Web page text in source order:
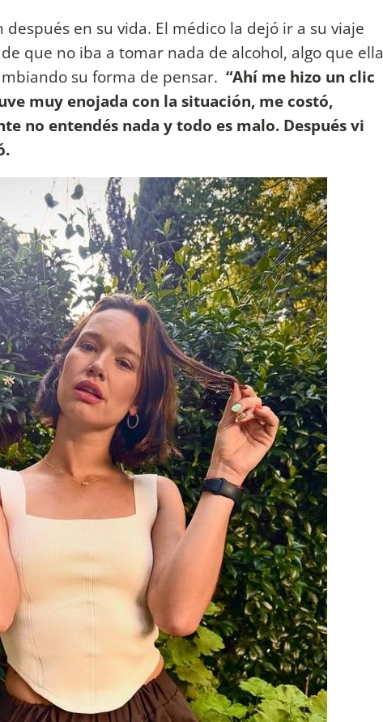
en su vida. El médico la dejó ir a su viaje
que no iba a tomar nada de alcohol, algo que ella
su forma de pensar. “Ahí me hizo un clic
muy enojada con la situación, me costó,
no entendés nada y todo es malo. Después vi